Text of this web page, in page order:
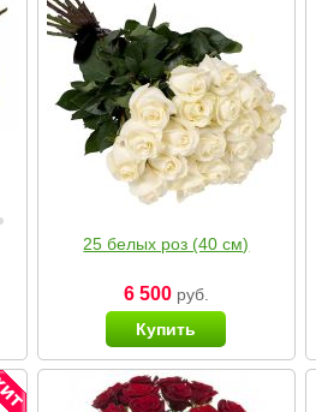
25 белых роз (40 см)
6 500руб.
Купить